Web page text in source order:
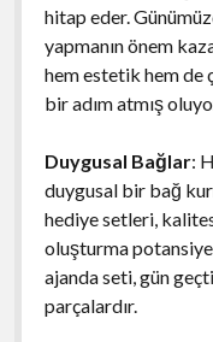
hitap eder.
yapmanın önem
hem estetik hem de
bir adım atmış
Duygusal Bağlar:
duygusal bir bağ
hediye setleri,
oluşturma
ajanda seti, gün
parçalardır.